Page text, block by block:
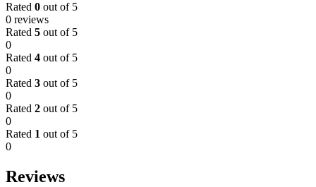
Rated 0 out of 5
0 reviews
Rated 5 out of 5
0
Rated 4 out of 5
0
Rated 3 out of 5
0
Rated 2 out of 5
0
Rated 1 out of 5
0
Reviews